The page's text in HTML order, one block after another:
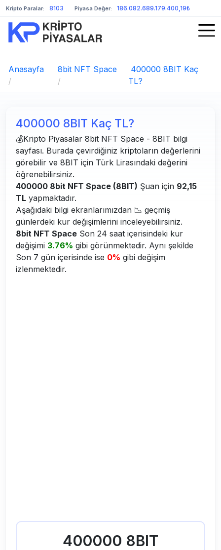
Kripto Paralar: 8103 Piyasa Değer: 186.082.689.179.400,19₺
Anasayfa
/
8bit NFT Space
/
400000 8BIT Kaç
TL?
400000 8BIT Kaç TL?
💰Kripto Piyasalar 8bit NFT Space - 8BIT bilgi
sayfası. Burada çevirdiğiniz kriptoların değerlerini
görebilir ve 8BIT için Türk Lirasındaki değerini
öğrenebilirsiniz.
400000 8bit NFT Space (8BIT) Şuan için 92,15
TL yapmaktadır.
Aşağıdaki bilgi ekranlarımızdan 📉 geçmiş
günlerdeki kur değişimlerini inceleyebilirsiniz.
8bit NFT Space Son 24 saat içerisindeki kur
değişimi 3.76% gibi görünmektedir. Aynı şekilde
Son 7 gün içerisinde ise 0% gibi değişim
izlenmektedir.
400000 8BIT